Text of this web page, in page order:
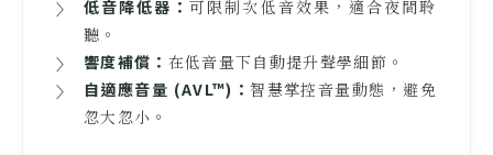
低音降低器：可限制次低音效果，適合夜間聆
聽。
響度補償： 在低音量下自動提升聲學細節。
自適應音量 (AVL™)：智慧掌控音量動態，避免
忽大忽小。